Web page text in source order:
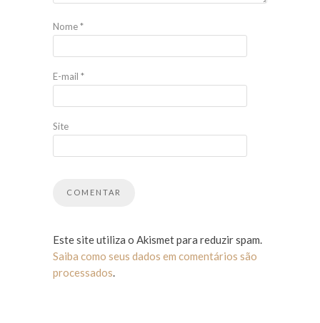
Nome*
E-mail *
Site
Este site utiliza o Akismet para reduzir spam.
Saiba como seus dados em comentários são
processados.